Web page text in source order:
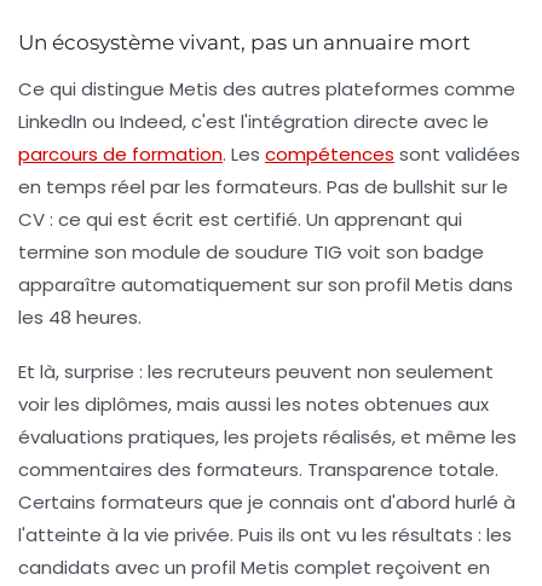
Un écosystème vivant, pas un annuaire mort
Ce qui distingue Metis des autres plateformes comme
LinkedIn ou Indeed, c'est l'intégration directe avec le
parcours de formation. Les compétences sont validées
en temps réel par les formateurs. Pas de bullshit sur le
CV : ce qui est écrit est certifié. Un apprenant qui
termine son module de soudure TIG voit son badge
apparaître automatiquement sur son profil Metis dans
les 48 heures.
Et là, surprise : les recruteurs peuvent non seulement
voir les diplômes, mais aussi les notes obtenues aux
évaluations pratiques, les projets réalisés, et même les
commentaires des formateurs. Transparence totale.
Certains formateurs que je connais ont d'abord hurlé à
l'atteinte à la vie privée. Puis ils ont vu les résultats : les
candidats avec un profil Metis complet reçoivent en